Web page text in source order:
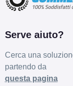
Serve aiuto?
Cerca una
partendo da
questa pagina